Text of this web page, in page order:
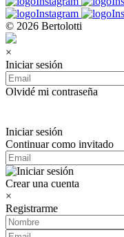
© 2026 Bertolotti
×
Iniciar sesión
Olvidé mi contraseña
Iniciar sesión
Continuar como invitado
Crear una cuenta
×
Registrarme